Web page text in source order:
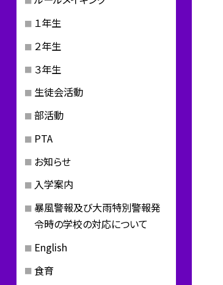
１年生
２年生
３年生
生徒会活動
部活動
PTA
お知らせ
入学案内
暴風警報及び大雨特別警報発
令時の学校の対応について
English
食育